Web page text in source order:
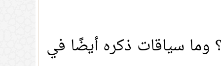
وما سياقات ذكره أيضًا في